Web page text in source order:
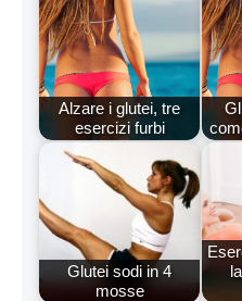
Alzare i glutei, tre
esercizi furbi
Glutei sodi in 4
mosse